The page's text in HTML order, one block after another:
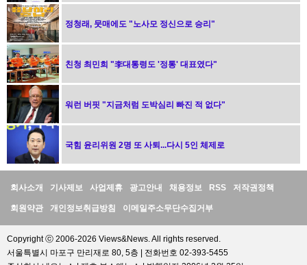
정청래, 뭇매에도 "노사모 정신으로 승리"
친청 최민희 "李대통령도 '정통' 대표였다"
워런 버핏 "지금처럼 도박심리 빠진 적 없다"
국힘 윤리위원 2명 또 사퇴...다시 5인 체제로
정
보
회사소개 기사제보 사업제휴 광고안내 채용정보 RSS 저작권정책
회원약관 개인정보취급방침 이메일주소무단수집거부
Copyright ⓒ 2006-2026 Views&News. All rights reserved.
서울특별시 마포구 만리재로 80, 5층 | 전화번호 02-393-5455